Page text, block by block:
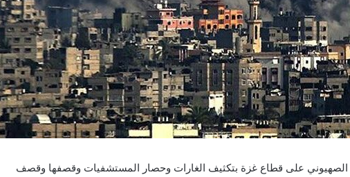
العدوان الصهيوني على قطاع غزة بتكثيف الغارات وحصار المستشفيات وقصفها وقصف